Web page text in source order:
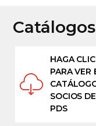
HAGA CLIC
PARA VER
SOCIOS DE
PDS